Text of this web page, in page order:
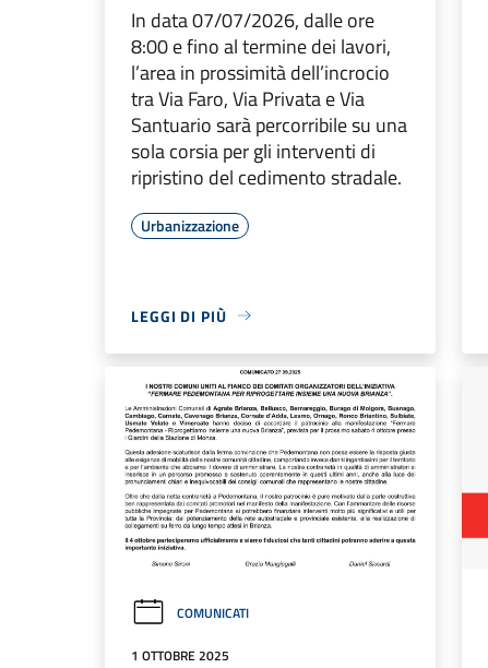
In data 07/07/2026, dalle ore
8:00 e fino al termine dei lavori,
l’area in prossimità dell’incrocio
tra Via Faro, Via Privata e Via
Santuario sarà percorribile su una
sola corsia per gli interventi di
ripristino del cedimento stradale.
Urbanizzazione
LEGGI DI PIÙ
COMUNICATI
1 OTTOBRE 2025